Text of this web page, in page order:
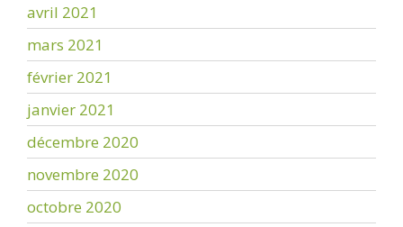
avril 2021
mars 2021
février 2021
janvier 2021
décembre 2020
novembre 2020
octobre 2020